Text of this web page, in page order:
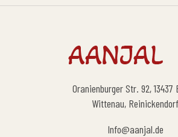
Oranienburger Str. 92, 13437
Wittenau, Reinickendorf
Info@aanjal.de